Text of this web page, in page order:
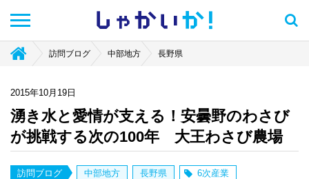
しゃかい か！
訪問ブログ 中部地方 長野県
2015年10月19日
湧き水と愛情が支える！安曇野のわさび
が挑戦する次の100年 大王わさび農場
訪問ブログ 中部地方 長野県 6次産業